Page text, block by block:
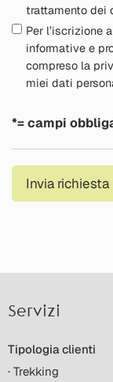
trattamento dei
Per l’iscrizione
informative e
compreso la
miei dati
*= campi
Invia richiesta
Servizi
Tipologia clienti
· Trekking